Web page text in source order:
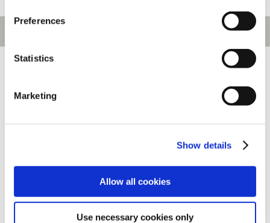
Preferences
Statistics
Marketing
Show details
Allow all cookies
Use necessary cookies only
キーワード